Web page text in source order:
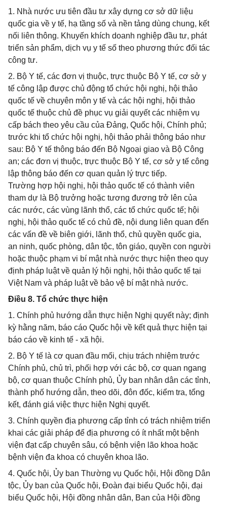
1. Nhà nước ưu tiên đầu tư xây dựng cơ sở dữ liệu
quốc gia về y tế, hạ tầng số và nền tảng dùng chung, kết
nối liên thông. Khuyến khích doanh nghiệp đầu tư, phát
triển sản phẩm, dịch vụ y tế số theo phương thức đối tác
công tư.
2. Bộ Y tế, các đơn vị thuộc, trực thuộc Bộ Y tế, cơ sở y
tế công lập được chủ động tổ chức hội nghị, hội thảo
quốc tế về chuyên môn y tế và các hội nghị, hội thảo
quốc tế thuộc chủ đề phục vụ giải quyết các nhiệm vụ
cấp bách theo yêu cầu của Đảng, Quốc hội, Chính phủ;
trước khi tổ chức hội nghị, hội thảo phải thông báo như
sau: Bộ Y tế thông báo đến Bộ Ngoại giao và Bộ Công
an; các đơn vị thuộc, trực thuộc Bộ Y tế, cơ sở y tế công
lập thông báo đến cơ quan quản lý trực tiếp.
Trường hợp hội nghị, hội thảo quốc tế có thành viên
tham dự là Bộ trưởng hoặc tương đương trở lên của
các nước, các vùng lãnh thổ, các tổ chức quốc tế; hội
nghị, hội thảo quốc tế có chủ đề, nội dung liên quan đến
các vấn đề về biên giới, lãnh thổ, chủ quyền quốc gia,
an ninh, quốc phòng, dân tộc, tôn giáo, quyền con người
hoặc thuộc phạm vi bí mật nhà nước thực hiện theo quy
định pháp luật về quản lý hội nghị, hội thảo quốc tế tại
Việt Nam và pháp luật về bảo vệ bí mật nhà nước.
Điều 8. Tổ chức thực hiện
1. Chính phủ hướng dẫn thực hiện Nghị quyết này; định
kỳ hằng năm, báo cáo Quốc hội về kết quả thực hiện tại
báo cáo về kinh tế - xã hội.
2. Bộ Y tế là cơ quan đầu mối, chịu trách nhiệm trước
Chính phủ, chủ trì, phối hợp với các bộ, cơ quan ngang
bộ, cơ quan thuộc Chính phủ, Ủy ban nhân dân các tỉnh,
thành phố hướng dẫn, theo dõi, đôn đốc, kiểm tra, tổng
kết, đánh giá việc thực hiện Nghị quyết.
3. Chính quyền địa phương cấp tỉnh có trách nhiệm triển
khai các giải pháp để địa phương có ít nhất một bệnh
viện đạt cấp chuyên sâu, có bệnh viện lão khoa hoặc
bệnh viện đa khoa có chuyên khoa lão.
4. Quốc hội, Ủy ban Thường vụ Quốc hội, Hội đồng Dân
tộc, Ủy ban của Quốc hội, Đoàn đại biểu Quốc hội, đại
biểu Quốc hội, Hội đồng nhân dân, Ban của Hội đồng